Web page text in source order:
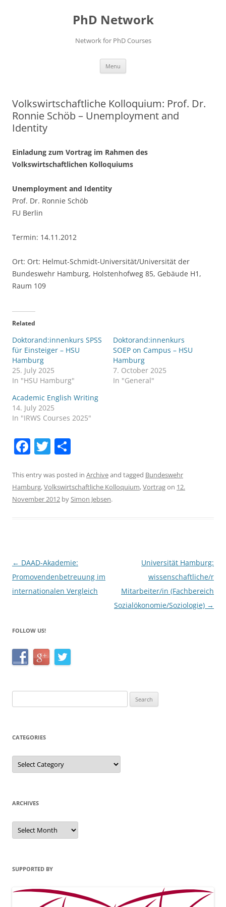
PhD Network
Network for PhD Courses
Menu
Volkswirtschaftliche Kolloquium: Prof. Dr.
Ronnie Schöb – Unemployment and
Identity
Einladung zum Vortrag im Rahmen des
Volkswirtschaftlichen Kolloquiums
Unemployment and Identity
Prof. Dr. Ronnie Schöb
FU Berlin
Termin: 14.11.2012
Ort: Ort: Helmut-Schmidt-Universität/Universität der
Bundeswehr Hamburg, Holstenhofweg 85, Gebäude H1,
Raum 109
Related
Doktorand:innenkurs SPSS
für Einsteiger – HSU
Hamburg
25. July 2025
In "HSU Hamburg"
Doktorand:innenkurs
SOEP on Campus – HSU
Hamburg
7. October 2025
In "General"
Academic English Writing
14. July 2025
In "IRWS Courses 2025"
F
c
e
k
T
itt
er
ar
e
This entry was posted in Archiveand tagged Bundeswehr
Hamburg,Volkswirtschaftliche Kolloquium,Vortragon 12.
November 2012 bySimon Jebsen.
Post
navigation
← DAAD-Akademie:
Promovendenbetreuung im
internationalen Vergleich
Universität Hamburg:
wissenschaftliche/r
Mitarbeiter/in (Fachbereich
Sozialökonomie/Soziologie) →
FOLLOW US!
for:
CATEGORIES
Categories
ARCHIVES
Archives
SUPPORTED BY